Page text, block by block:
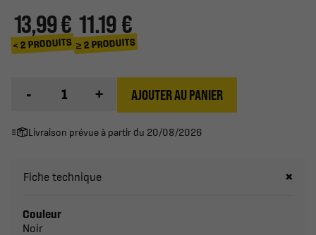
13,99 €
< 2 PRODUITS
11.19 €
≥ 2 PRODUITS
- + AJOUTER AU PANIER
Livraison prévue à partir du 20/08/2026
Fiche technique
Couleur
Noir